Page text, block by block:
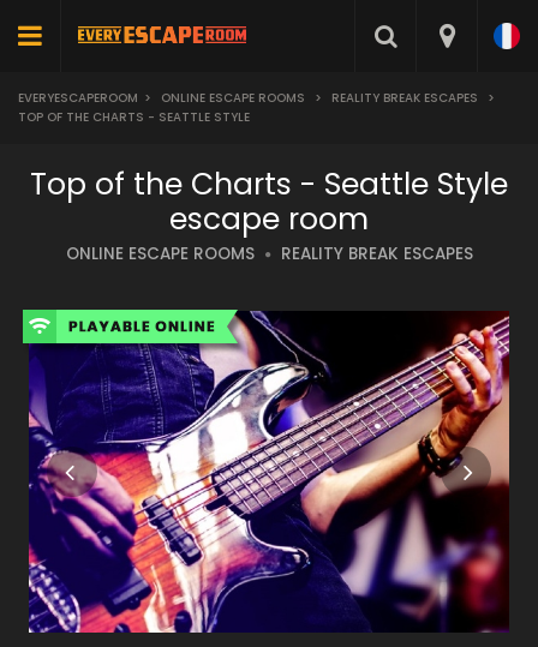
EVERYESCAPEROOM > ONLINE ESCAPE ROOMS > REALITY BREAK ESCAPES
>
TOP OF THE CHARTS - SEATTLE STYLE
Top of the Charts - Seattle Style
escape room
ONLINE ESCAPE ROOMS REALITY BREAK ESCAPES